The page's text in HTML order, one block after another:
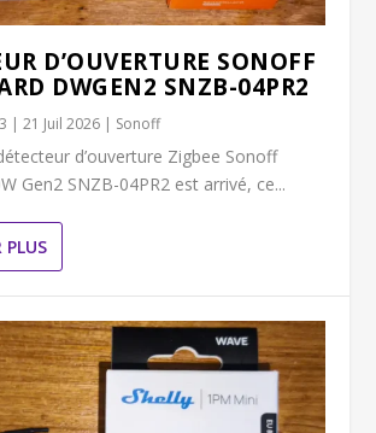
D’OUVERTURE SONOFF
DWGEN2 SNZB-04PR2
|21 Juil 2026 | Sonoff
d’ouverture Zigbee Sonoff
Gen2 SNZB-04PR2 est arrivé, ce...
PLUS